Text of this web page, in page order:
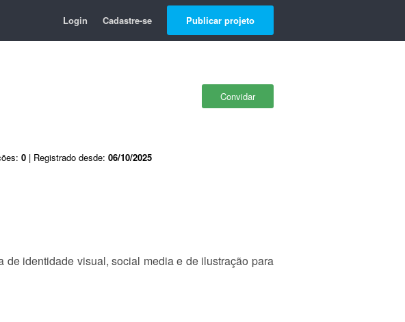
Login Cadastre-se Publicar projeto
Convidar
0 | Registrado desde: 06/10/2025
identidade visual, social media e de ilustração para